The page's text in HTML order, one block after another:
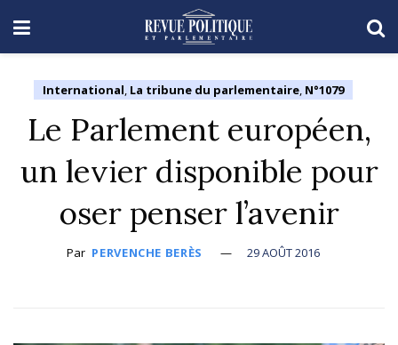
International, La tribune du parlementaire, N°1079
Le Parlement européen,
un levier disponible pour
oser penser l’avenir
Par PERVENCHE BERÈS 29 AOÛT 2016